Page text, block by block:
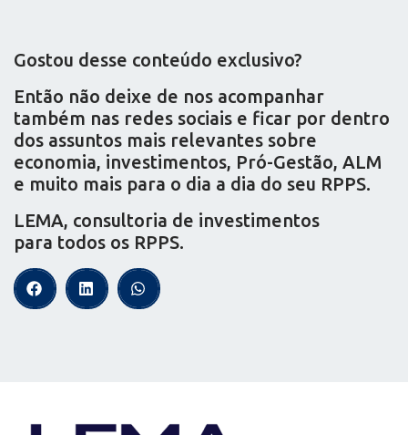
Gostou desse conteúdo exclusivo?
Então não deixe de nos acompanhar
também nas redes sociais e ficar por dentro
dos assuntos mais relevantes sobre
economia, investimentos, Pró-Gestão, ALM
e muito mais para o dia a dia do seu RPPS.
LEMA, consultoria de investimentos
para todos os RPPS.